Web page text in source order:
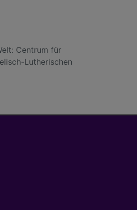
Centrum für
Lutherischen